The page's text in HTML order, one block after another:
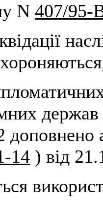
N 407/95-
доповнено
14 ) від